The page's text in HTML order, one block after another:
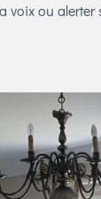
voix ou alerter